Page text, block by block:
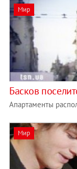
Мир
Басков
Апартаменты
Мир